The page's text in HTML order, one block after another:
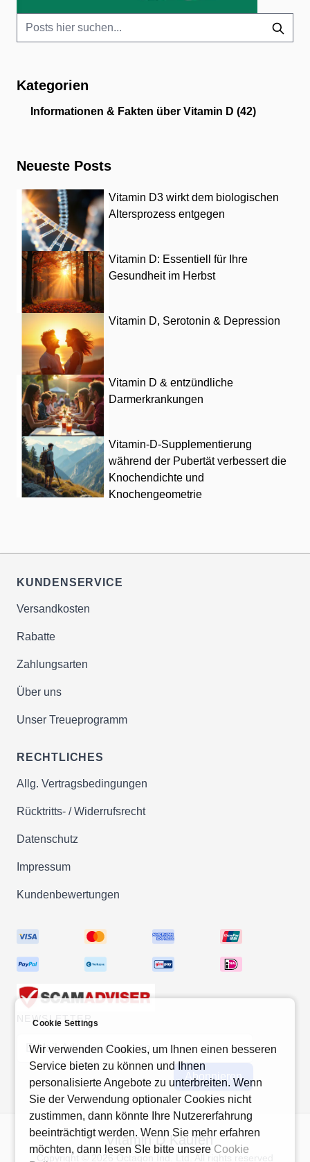
Kategorien
Informationen & Fakten über Vitamin D (42)
Neueste Posts
Vitamin D3 wirkt dem biologischen
Altersprozess entgegen
Vitamin D: Essentiell für Ihre
Gesundheit im Herbst
Vitamin D, Serotonin & Depression
Vitamin D & entzündliche
Darmerkrankungen
Vitamin-D-Supplementierung
während der Pubertät verbessert die
Knochendichte und
Knochengeometrie
KUNDENSERVICE
Versandkosten
Rabatte
Zahlungsarten
Über uns
Unser Treueprogramm
RECHTLICHES
Allg. Vertragsbedingungen
Rücktritts- / Widerrufsrecht
Datenschutz
Impressum
Kundenbewertungen
NEWSLETTER
Abonnieren
Vitamin D Kaufen
Copyright © 2026 Octagon Ind. Ltd. All rights reserved
Cookie Settings
Wir verwenden Cookies, um Ihnen einen besseren
Service bieten zu können und Ihnen
personalisierte Angebote zu unterbreiten. Wenn
Sie der Verwendung optionaler Cookies nicht
zustimmen, dann könnte Ihre Nutzererfahrung
beeinträchtigt werden. Wenn Sie mehr erfahren
möchten, dann lesen SIe bitte unsere Cookie